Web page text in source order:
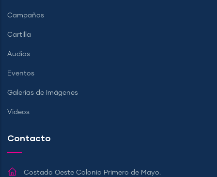
Campañas
Cartilla
Audios
Eventos
Galerías de Imágenes
Videos
Contacto
Costado Oeste Colonia Primero de Mayo.